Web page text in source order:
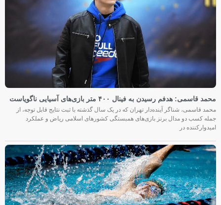
محمد قاسمی: هدفم رسیدن به فینال ۴۰۰ متر بازی‌های آسیایی ناگویاست
محمد قاسمی، شناگر آینده‌دار تهران که در یک سال گذشته با ثبت نتایج قابل توجه، از
جمله کسب دو مدال برنز بازی‌های همبستگی کشورهای اسلامی ریاض و عملکرد
امیدوارکننده در